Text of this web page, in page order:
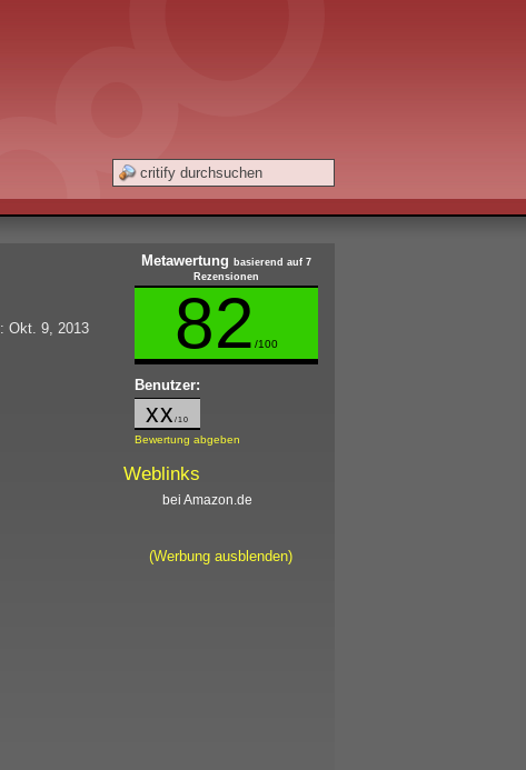
: Okt. 9, 2013
Metawertung
basierend auf 7
Rezensionen
82 /100
Benutzer:
xx /10
Bewertung abgeben
Weblinks
bei Amazon.de
(Werbung ausblenden)